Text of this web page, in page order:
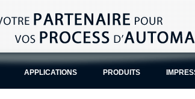
APPLICATIONS PRODUITS